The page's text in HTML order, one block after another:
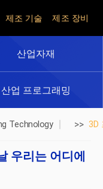
제조 기술 제조 장비
산업자재
산업 프로그래밍
Technology >> 3D
우리는 어디에